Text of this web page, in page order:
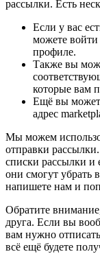
рассылки. Есть
Если у вас
можете войти
профиле.
Также вы
которые вам
Ещё вы
адрес
Мы можем
отправки
списки рассылки и
они смогут убрать
напишете нам и
Обратите
друга. Если вы
вам нужно
всё ещё будете